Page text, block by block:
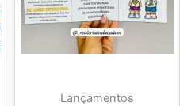
Lançamentos